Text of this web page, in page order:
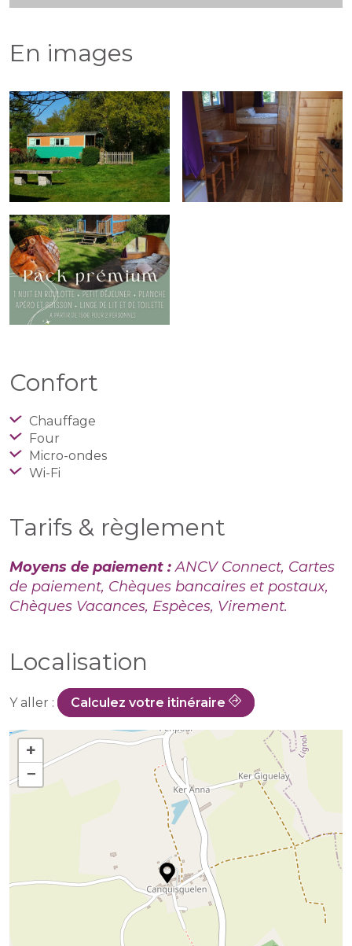
En images
Confort
Chauffage
Four
Micro-ondes
Wi-Fi
Tarifs & règlement
Moyens de paiement :ANCV Connect, Cartes
de paiement, Chèques bancaires et postaux,
Chèques Vacances, Espèces, Virement.
Localisation
Y aller : Calculez votre itinéraire
+
−